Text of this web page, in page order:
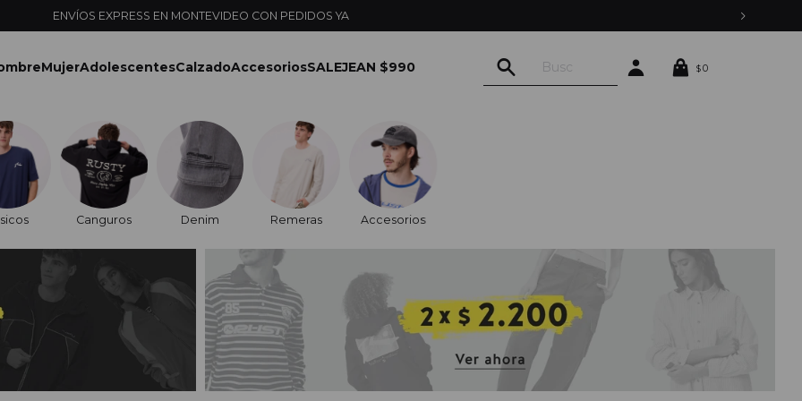
ENVÍOS EXPRESS EN MONTEVIDEO CON PEDIDOS YA
MujerAdolescentesCalzadoAccesoriosSALEJEAN $990 $0
Canguros Denim Remeras Accesorios